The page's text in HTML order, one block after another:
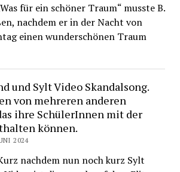
für ein schöner Traum“ musste B.
nachdem er in der Nacht von
einen wunderschönen Traum
und Sylt Video Skandalsong.
von mehreren anderen
ihre SchülerInnen mit der
können.
2024
nachdem nun noch kurz Sylt